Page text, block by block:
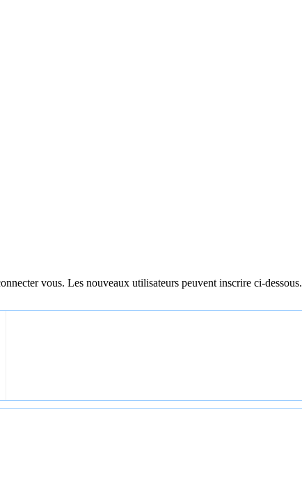
vous. Les nouveaux utilisateurs peuvent inscrire ci-dessous.